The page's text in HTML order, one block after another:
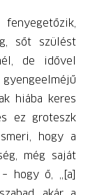
sőt szülést
de idővel
hiába keres
ez groteszk
hogy a
még saját
hogy ő, „[a]